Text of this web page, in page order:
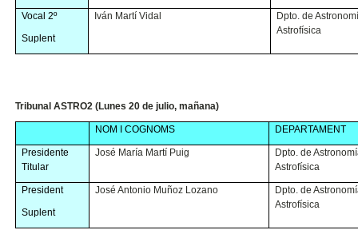
Vocal 2º
Suplent
Iván Martí Vidal
Dpto. de
Astrofísica
Tribunal ASTRO2 (Lunes 20 de julio, mañana)
NOM I COGNOMS DEPARTAMENT
Presidente
Titular
José María Martí Puig
Dpto. de
Astrofísica
President
Suplent
José Antonio Muñoz Lozano
Dpto. de
Astrofísica